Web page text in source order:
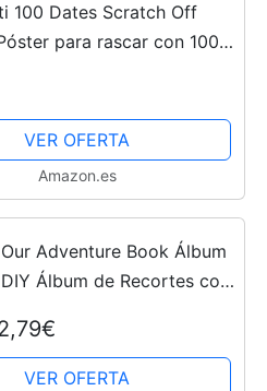
100 Dates Scratch Off
para rascar con 100
para el Día de San
x...
VER OFERTA
Amazon.es
Adventure Book Álbum
Álbum de Recortes con
Boda San Valentín
Shower
VER OFERTA